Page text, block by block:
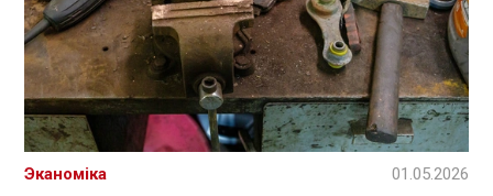
Эканоміка 01.05.2026